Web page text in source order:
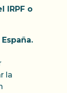
IRPF o
la